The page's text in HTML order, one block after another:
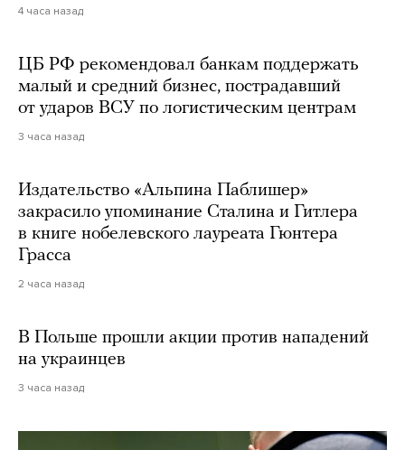
4 часа назад
ЦБ РФ рекомендовал банкам поддержать
малый и средний бизнес, пострадавший
от ударов ВСУ по логистическим центрам
3 часа назад
Издательство «Альпина Паблишер»
закрасило упоминание Сталина и Гитлера
в книге нобелевского лауреата Гюнтера
Грасса
2 часа назад
В Польше прошли акции против нападений
на украинцев
3 часа назад